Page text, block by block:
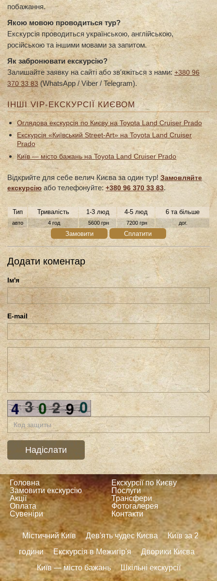
побажання.
Якою мовою проводиться тур?
Екскурсія проводиться українською, англійською,
російською та іншими мовами за запитом.
Як забронювати екскурсію?
Залишайте заявку на сайті або зв′яжіться з нами:+380 96
370 33 83(WhatsApp / Viber / Telegram).
ІНШІ VIP-ЕКСКУРСІЇ КИЄВОМ
Оглядова екскурсія по Києву на Toyota Land Cruiser Prado
Екскурсія «Київський Street-Art» на Toyota Land Cruiser
Prado
Київ — місто бажань на Toyota Land Cruiser Prado
Відкрийте для себе велич Києва за один тур!Замовляйте
екскурсію або телефонуйте: +380 96 370 33 83.
Тип Тривалість 1-3 люд 4-5 люд 6 та більше
авто 4 год 5600 грн 7200 грн дог.
Замовити Сплатити
Додати коментар
Ім'я
E-mail
Головна
Екскурсії по Києву
Замовити екскурсію
Послуги
Акції
Трансфери
Оплата
Фотогалерея
Сувеніри
Контакти
Містичний Київ Дев'ять чудес Києва
Київ за 2
години
Екскурсія в Межигір'я
Дворики Києва
Київ — місто бажань
Шкільні екскурсії